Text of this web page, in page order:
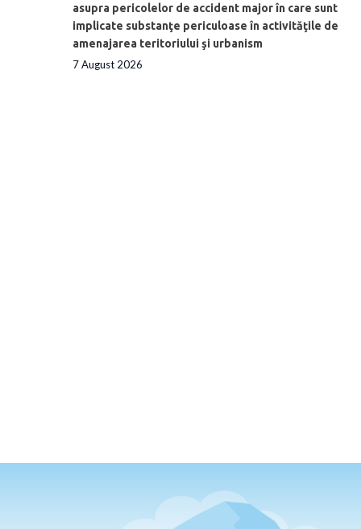
asupra pericolelor de accident major în care sunt
implicate substanţe periculoase în activităţile de
amenajarea teritoriului şi urbanism
7 August 2026